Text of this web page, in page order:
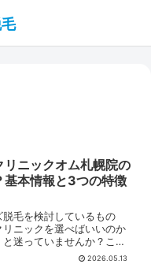
リニックオム札幌院の
基本情報と3つの特徴
脱毛を検討しているもの
リニックを選べばいいのか
迷っていませんか？この
ジーナクリニックオム札幌
2026.05.13